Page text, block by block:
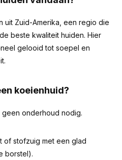
uit Zuid-Amerika, een regio die
beste kwaliteit huiden. Hier
gelooid tot soepel en
koeienhuid?
onderhoud nodig.
of stofzuig met een glad
borstel).